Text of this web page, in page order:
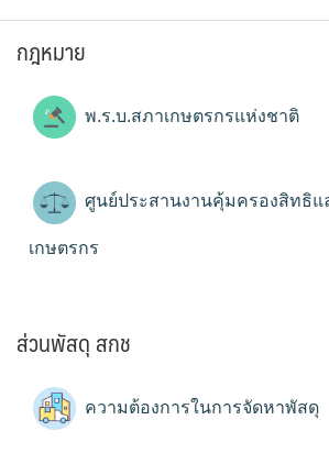
กฎหมาย
พ.ร.บ.สภาเกษตรกรแห่งชาติ
ศูนย์ประสานงานคุ้มครองสิทธิแ
เกษตรกร
ส่วนพัสดุ สกช
ความต้องการในการจัดหาพัสดุ